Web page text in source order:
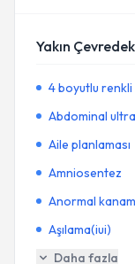
Yakın
4 boyutlu
Abdominal
Aile planlaması
Amniosentez
Anormal
Aşılama(iui)
Daha fazla